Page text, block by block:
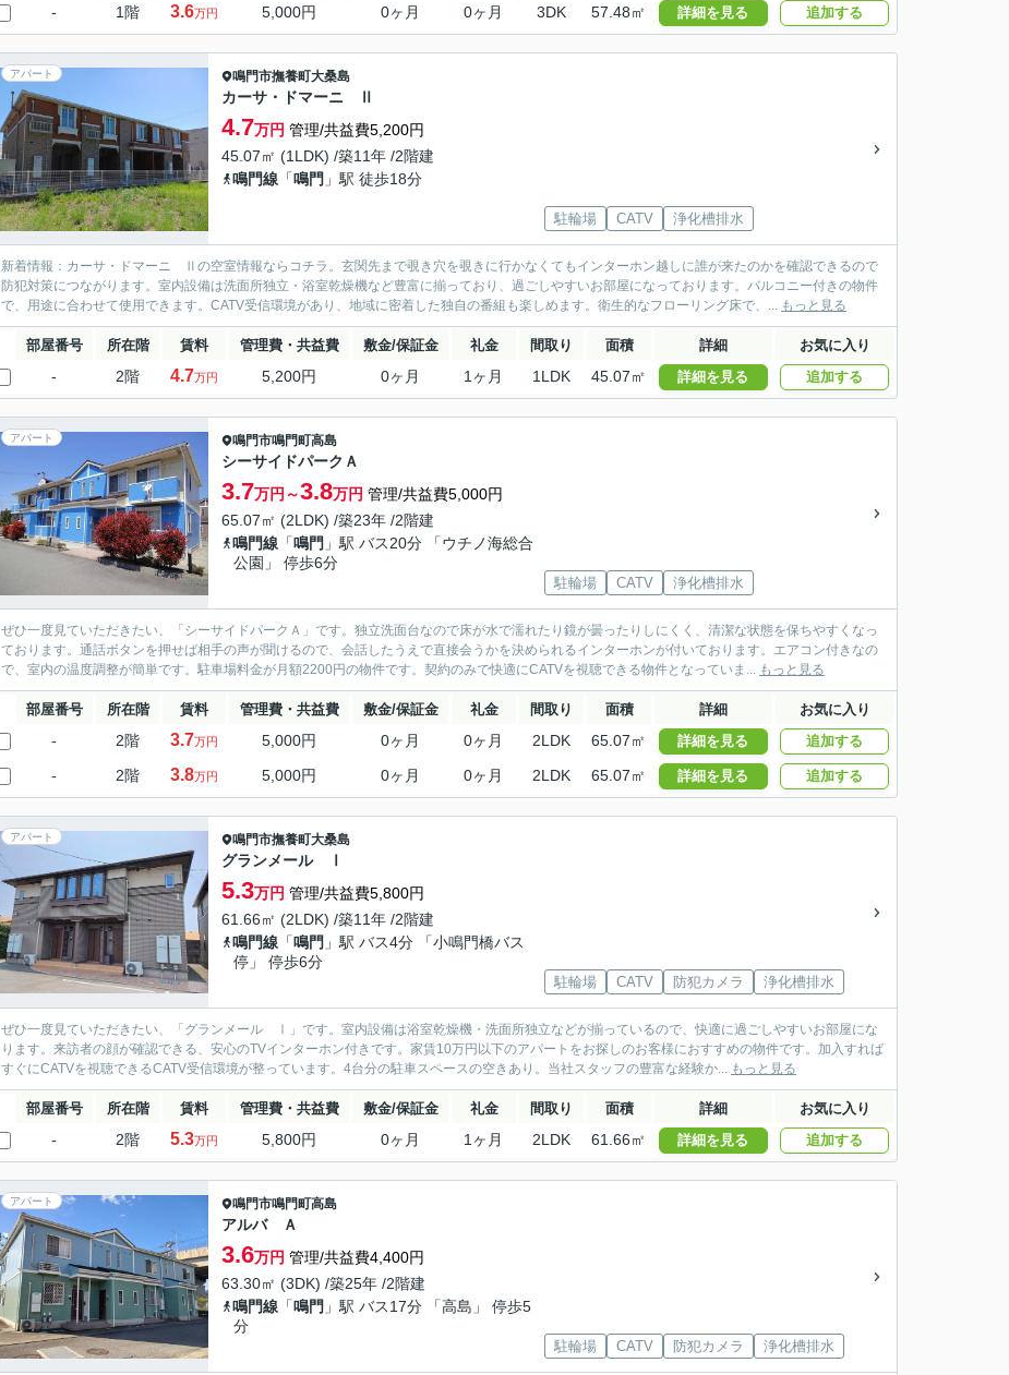
- 1階 3.6万円 5,000円 0ヶ月 0ヶ月 3DK 57.48㎡ 詳細を見る 追加する
アパート 鳴門市撫養町大桑島
カーサ・ドマーニ Ⅱ
4.7万円 管理/共益費5,200円
45.07㎡ (1LDK) /築11年 /2階建
鳴門線 「鳴門 」駅 徒歩18分
駐輪場 CATV 浄化槽排水
新着情報：カーサ・ドマーニ Ⅱの空室情報ならコチラ。玄関先まで覗き穴を覗きに行かなくてもインターホン越しに誰が来たのかを確認できるので
防犯対策につながります。室内設備は洗面所独立・浴室乾燥機など豊富に揃っており、過ごしやすいお部屋になっております。バルコニー付きの物件
で、用途に合わせて使用できます。CATV受信環境があり、地域に密着した独自の番組も楽しめます。衛生的なフローリング床で、... もっと見る
部屋番号 所在階 賃料 管理費・共益費 敷金/保証金 礼金 間取り 面積 詳細 お気に入り
- 2階 4.7万円 5,200円 0ヶ月 1ヶ月 1LDK 45.07㎡ 詳細を見る 追加する
アパート 鳴門市鳴門町高島
シーサイドパークＡ
3.7万円～3.8万円 管理/共益費5,000円
65.07㎡ (2LDK) /築23年 /2階建
鳴門線 「鳴門 」駅 バス20分 「ウチノ海総合
公園」 停歩6分
駐輪場 CATV 浄化槽排水
ぜひ一度見ていただきたい、「シーサイドパークＡ」です。独立洗面台なので床が水で濡れたり鏡が曇ったりしにくく、清潔な状態を保ちやすくなっ
ております。通話ボタンを押せば相手の声が聞けるので、会話したうえで直接会うかを決められるインターホンが付いております。エアコン付きなの
で、室内の温度調整が簡単です。駐車場料金が月額2200円の物件です。契約のみで快適にCATVを視聴できる物件となっていま... もっと見る
部屋番号 所在階 賃料 管理費・共益費 敷金/保証金 礼金 間取り 面積 詳細 お気に入り
- 2階 3.7万円 5,000円 0ヶ月 0ヶ月 2LDK 65.07㎡ 詳細を見る 追加する
- 2階 3.8万円 5,000円 0ヶ月 0ヶ月 2LDK 65.07㎡ 詳細を見る 追加する
アパート 鳴門市撫養町大桑島
グランメール Ⅰ
5.3万円 管理/共益費5,800円
61.66㎡ (2LDK) /築11年 /2階建
鳴門線 「鳴門 」駅 バス4分 「小鳴門橋バス
停」 停歩6分
駐輪場 CATV 防犯カメラ 浄化槽排水
ぜひ一度見ていただきたい、「グランメール Ⅰ」です。室内設備は浴室乾燥機・洗面所独立などが揃っているので、快適に過ごしやすいお部屋にな
ります。来訪者の顔が確認できる、安心のTVインターホン付きです。家賃10万円以下のアパートをお探しのお客様におすすめの物件です。加入すれば
すぐにCATVを視聴できるCATV受信環境が整っています。4台分の駐車スペースの空きあり。当社スタッフの豊富な経験か... もっと見る
部屋番号 所在階 賃料 管理費・共益費 敷金/保証金 礼金 間取り 面積 詳細 お気に入り
- 2階 5.3万円 5,800円 0ヶ月 1ヶ月 2LDK 61.66㎡ 詳細を見る 追加する
アパート 鳴門市鳴門町高島
アルバ Ａ
3.6万円 管理/共益費4,400円
63.30㎡ (3DK) /築25年 /2階建
鳴門線 「鳴門 」駅 バス17分 「高島」 停歩5
分
駐輪場 CATV 防犯カメラ 浄化槽排水